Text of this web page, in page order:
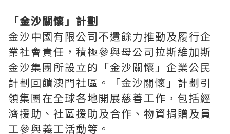
「金沙關懷」計劃
金沙中國有限公司不遺餘力推動及履行企
業社會責任，積極參與母公司拉斯維加斯
金沙集團所設立的「金沙關懷」企業公民
計劃回饋澳門社區。「金沙關懷」計劃引
領集團在全球各地開展慈善工作，包括經
濟援助、社區援助及合作、物資捐贈及員
工參與義工活動等。